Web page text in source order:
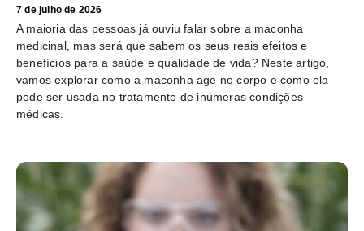
7 de julho de 2026
A maioria das pessoas já ouviu falar sobre a maconha
medicinal, mas será que sabem os seus reais efeitos e
benefícios para a saúde e qualidade de vida? Neste artigo,
vamos explorar como a maconha age no corpo e como ela
pode ser usada no tratamento de inúmeras condições
médicas.